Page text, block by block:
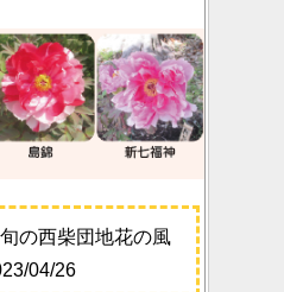
の西柴団地花の風
04/26